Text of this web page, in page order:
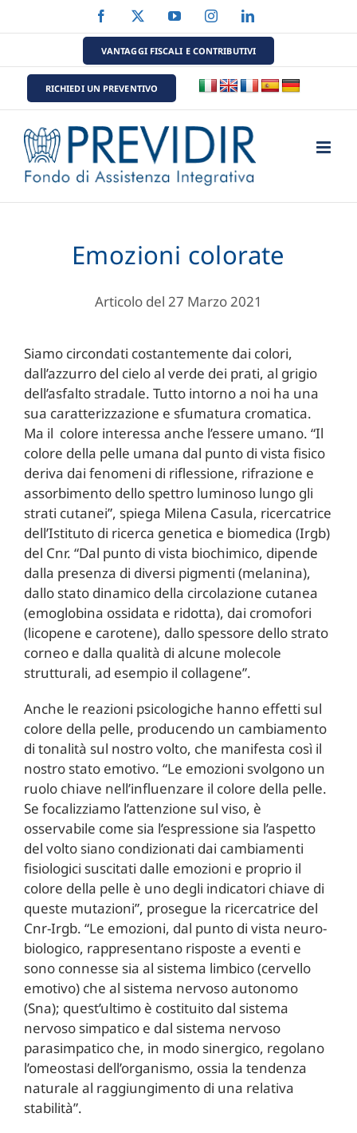
al
Facebook YouTubeInstagramLinkedIn
VANTAGGI FISCALI E CONTRIBUTIVI
RICHIEDI UN PREVENTIVO
Emozioni colorate
Articolo del 27 Marzo 2021
Siamo circondati costantemente dai colori,
dall’azzurro del cielo al verde dei prati, al grigio
dell’asfalto stradale. Tutto intorno a noi ha una
sua caratterizzazione e sfumatura cromatica.
Ma il colore interessa anche l’essere umano. “Il
colore della pelle umana dal punto di vista fisico
deriva dai fenomeni di riflessione, rifrazione e
assorbimento dello spettro luminoso lungo gli
strati cutanei”, spiega Milena Casula, ricercatrice
dell’Istituto di ricerca genetica e biomedica (Irgb)
del Cnr. “Dal punto di vista biochimico, dipende
dalla presenza di diversi pigmenti (melanina),
dallo stato dinamico della circolazione cutanea
(emoglobina ossidata e ridotta), dai cromofori
(licopene e carotene), dallo spessore dello strato
corneo e dalla qualità di alcune molecole
strutturali, ad esempio il collagene”.
Anche le reazioni psicologiche hanno effetti sul
colore della pelle, producendo un cambiamento
di tonalità sul nostro volto, che manifesta così il
nostro stato emotivo. “Le emozioni svolgono un
ruolo chiave nell’influenzare il colore della pelle.
Se focalizziamo l’attenzione sul viso, è
osservabile come sia l’espressione sia l’aspetto
del volto siano condizionati dai cambiamenti
fisiologici suscitati dalle emozioni e proprio il
colore della pelle è uno degli indicatori chiave di
queste mutazioni”, prosegue la ricercatrice del
Cnr-Irgb. “Le emozioni, dal punto di vista neuro-
biologico, rappresentano risposte a eventi e
sono connesse sia al sistema limbico (cervello
emotivo) che al sistema nervoso autonomo
(Sna); quest’ultimo è costituito dal sistema
nervoso simpatico e dal sistema nervoso
parasimpatico che, in modo sinergico, regolano
l’omeostasi dell’organismo, ossia la tendenza
naturale al raggiungimento di una relativa
stabilità”.